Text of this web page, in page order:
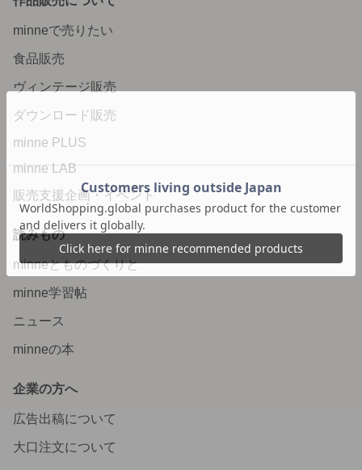
minneで売りたい
食品販売
ヴィンテージ販売
ダウンロード販売
minne PLUS
minne LAB
販売支援企画・イベント
読みもの
minneとものづくりと
minne学習帖
ニュース
minneの本
企業の方へ
広告出稿について
大口注文について